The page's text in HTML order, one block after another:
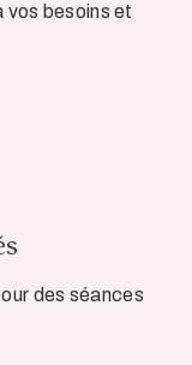
vos besoins et
des séances